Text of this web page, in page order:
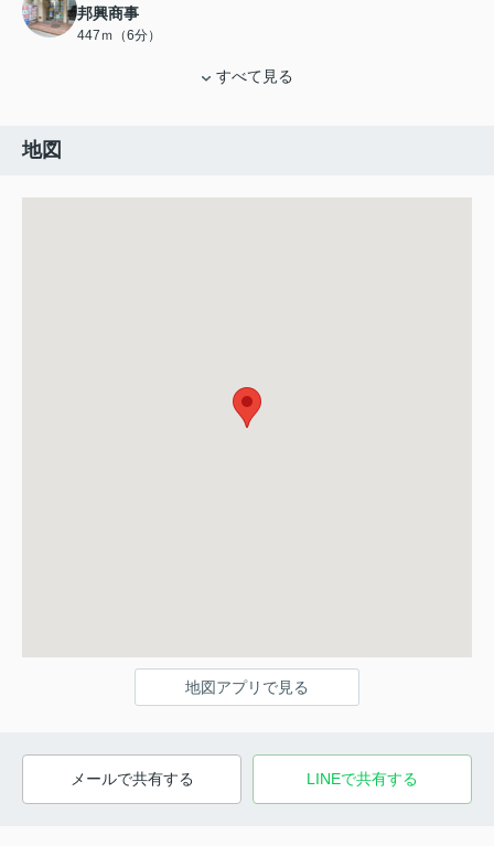
邦興商事
447ｍ（6分）
すべて見る
地図
地図アプリで見る
メールで共有する LINEで共有する